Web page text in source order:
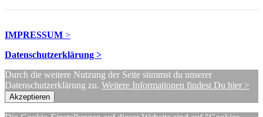
IMPRESSUM >
Datenschutzerklärung >
Durch die weitere Nutzung der Seite stimmst du unserer
Datenschutzerklärung zu. Weitere Informationen findest Du hier >
Akzeptieren